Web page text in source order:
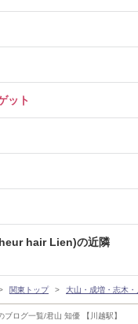
ログ一覧/君山 知優 【川越駅】
ット
hair Lien)の近隣
関東トップ 大山・成増・志木